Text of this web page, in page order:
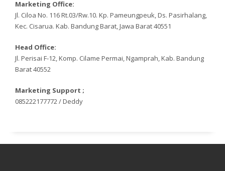
Marketing Office:
Jl. Ciloa No. 116 Rt.03/Rw.10. Kp. Pameungpeuk, Ds. Pasirhalang,
Kec. Cisarua. Kab. Bandung Barat, Jawa Barat 40551
Head Office:
Jl. Perisai F-12, Komp. Cilame Permai, Ngamprah, Kab. Bandung
Barat 40552
Marketing Support ;
085222177772 / Deddy